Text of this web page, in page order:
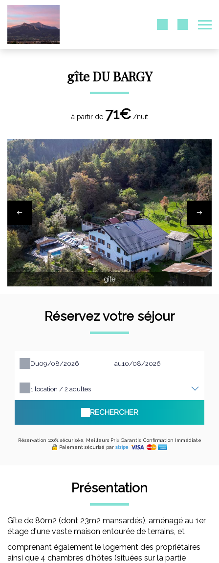
gîte DU BARGY
à partir de 71€/nuit
gîte
Réservez votre séjour
Du au
1 location / 2 adultes
RECHERCHER
Réservation 100% sécurisée, Meilleurs Prix Garantis, Confirmation Immédiate
Paiement sécurisé par
Présentation
Gîte de 80m2 (dont 23m2 mansardés), aménagé au 1er
étage d'une vaste maison entourée de terrains, et
comprenant également le logement des propriétaires
ainsi que 4 chambres d'hôtes (situées sur la partie